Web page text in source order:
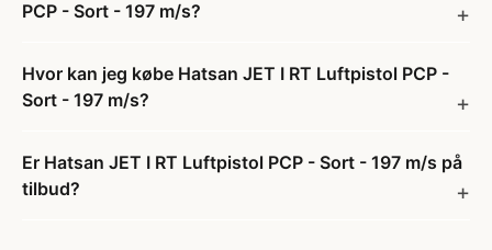
PCP - Sort - 197 m/s?
Hvor kan jeg købe Hatsan JET I RT Luftpistol PCP -
Sort - 197 m/s?
Er Hatsan JET I RT Luftpistol PCP - Sort - 197 m/s på
tilbud?